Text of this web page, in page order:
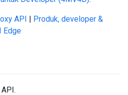
API | Produk, developer &
Edge